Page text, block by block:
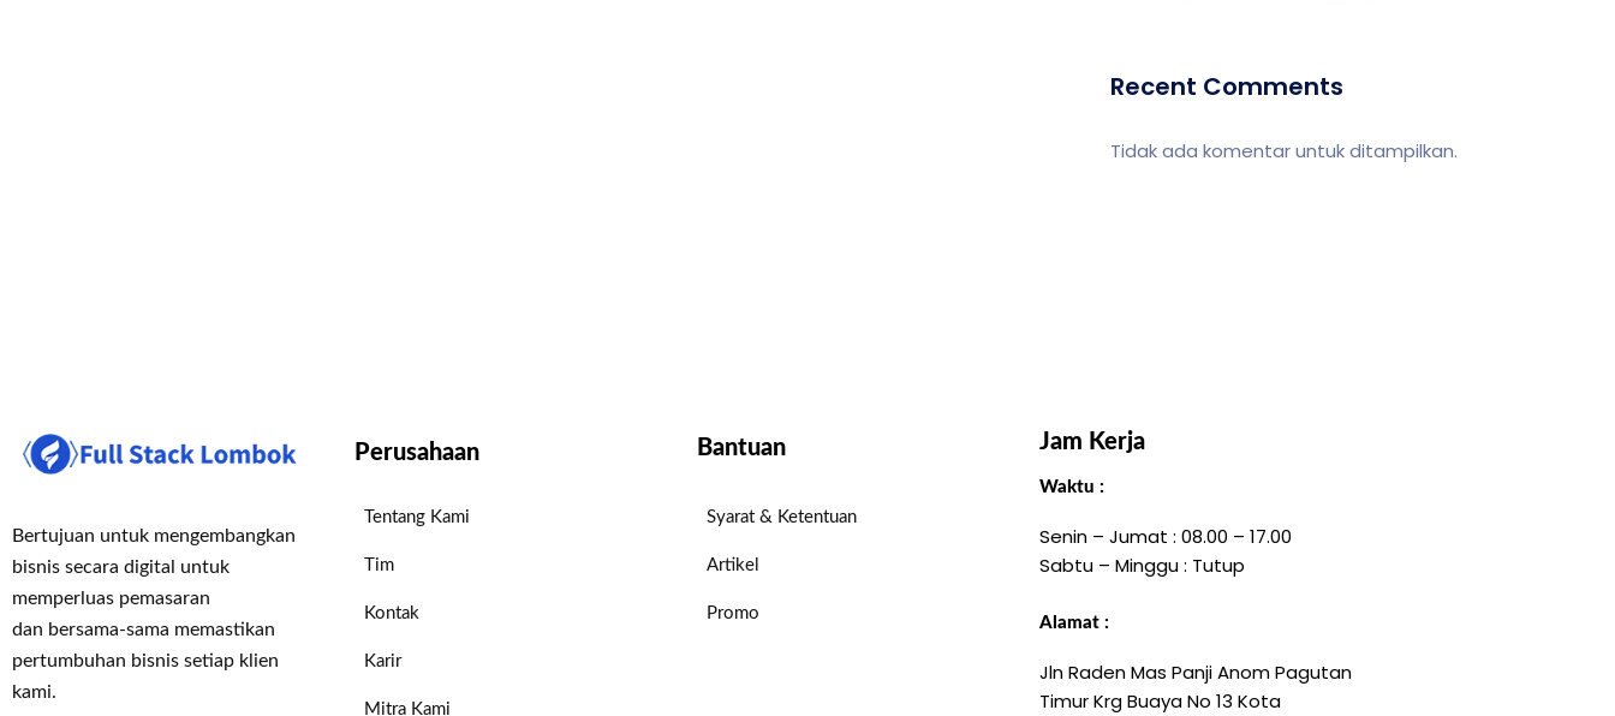
Recent Comments
Tidak ada komentar untuk ditampilkan.
Bertujuan untuk mengembangkan
bisnis secara digital untuk
memperluas pemasaran
dan bersama-sama memastikan
pertumbuhan bisnis setiap klien
kami.
Perusahaan
Tentang Kami
Tim
Kontak
Karir
Mitra Kami
Bantuan
Syarat & Ketentuan
Artikel
Promo
Jam Kerja
Waktu :
Senin – Jumat : 08.00 – 17.00
Sabtu – Minggu : Tutup
Alamat :
Jln Raden Mas Panji Anom Pagutan
Timur Krg Buaya No 13 Kota